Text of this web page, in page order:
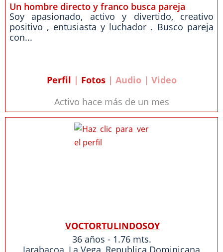
Un hombre directo y franco busca pareja
Soy apasionado, activo y divertido, creativo
positivo , entusiasta y luchador . Busco pareja
con...
Perfil | Fotos| Audio | Video
Activo hace más de un mes
VOCTORTULINDOSOY
36 años - 1.76 mts.
Jarabacoa La Vega Republica Dominicana